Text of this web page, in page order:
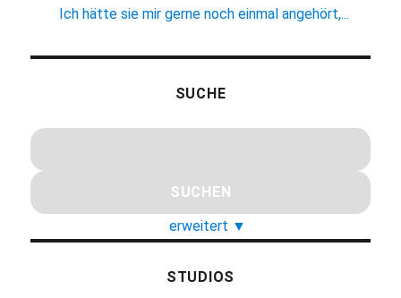
Ich hätte sie mir gerne noch einmal angehört,...
SUCHE
erweitert ▼
STUDIOS